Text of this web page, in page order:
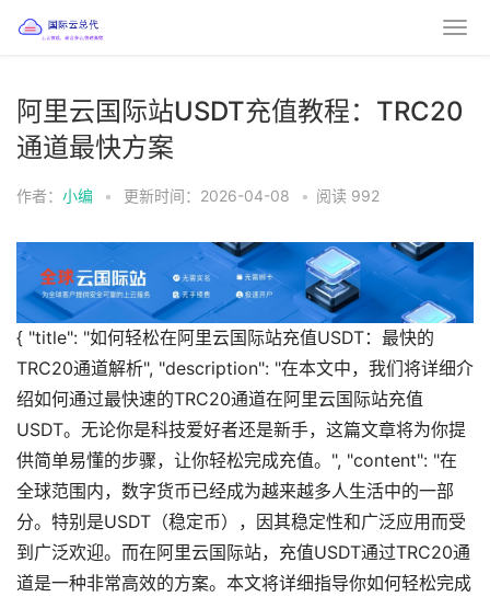
阿里云国际站USDT充值教程：TRC20
通道最快方案
作者： 小编 • 更新时间：2026-04-08 • 阅读 992
{ "title": "如何轻松在阿里云国际站充值USDT：最快的
TRC20通道解析", "description": "在本文中，我们将详细介
绍如何通过最快速的TRC20通道在阿里云国际站充值
USDT。无论你是科技爱好者还是新手，这篇文章将为你提
供简单易懂的步骤，让你轻松完成充值。", "content": "在
全球范围内，数字货币已经成为越来越多人生活中的一部
分。特别是USDT（稳定币），因其稳定性和广泛应用而受
到广泛欢迎。而在阿里云国际站，充值USDT通过TRC20通
道是一种非常高效的方案。本文将详细指导你如何轻松完成